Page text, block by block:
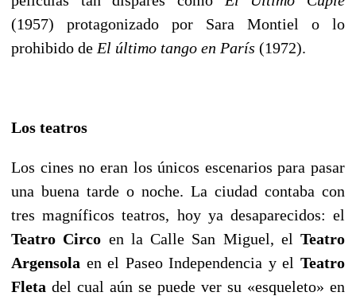
(1957) protagonizado por Sara Montiel o lo
prohibido de El último tango en París (1972).
Los teatros
Los cines no eran los únicos escenarios para pasar
una buena tarde o noche. La ciudad contaba con
tres magníficos teatros, hoy ya desaparecidos: el
Teatro Circo en la Calle San Miguel, el Teatro
Argensola en el Paseo Independencia y elTeatro
Fleta del cual aún se puede ver su «esqueleto» en